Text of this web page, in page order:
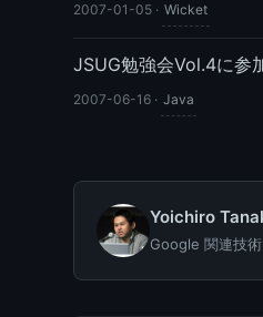
2007-01-05 · Wicket
JSUG勉強会Vol.4に参
2007-06-16 · Java
Yoichiro
Google 関連技